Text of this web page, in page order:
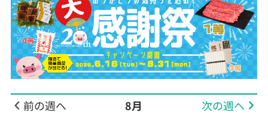
前の週へ 8月 次の週へ